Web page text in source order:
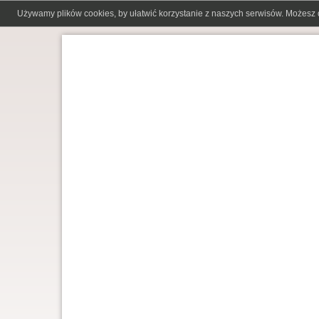
Używamy plików cookies, by ułatwić korzystanie z naszych serwisów.